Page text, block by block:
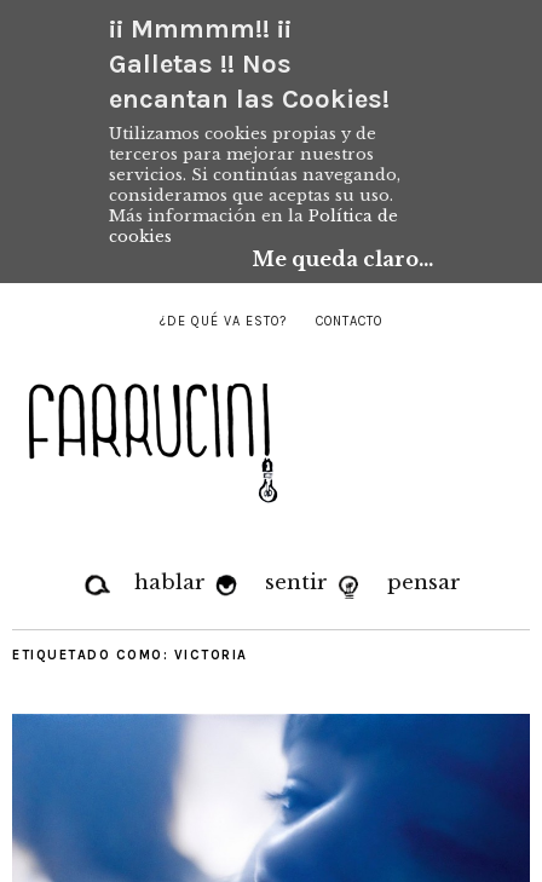
¡¡ Mmmmm!! ¡¡
Galletas !! Nos
encantan las Cookies!
Utilizamos cookies propias y de
terceros para mejorar nuestros
servicios. Si continúas navegando,
consideramos que aceptas su uso.
Más información en la Política de
cookies
Me queda claro...
¿DE QUÉ VA ESTO? CONTACTO
hablar sentir pensar
ETIQUETADO COMO: VICTORIA